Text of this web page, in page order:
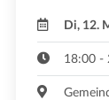
Di, 12.
18:00 -